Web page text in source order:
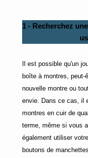
1 - Recherchez
Il est possible qu'un
boîte à montres, peut-
nouvelle montre ou
envie. Dans ce cas, il
montres en cuir de
terme, même si vous
également utiliser
boutons de